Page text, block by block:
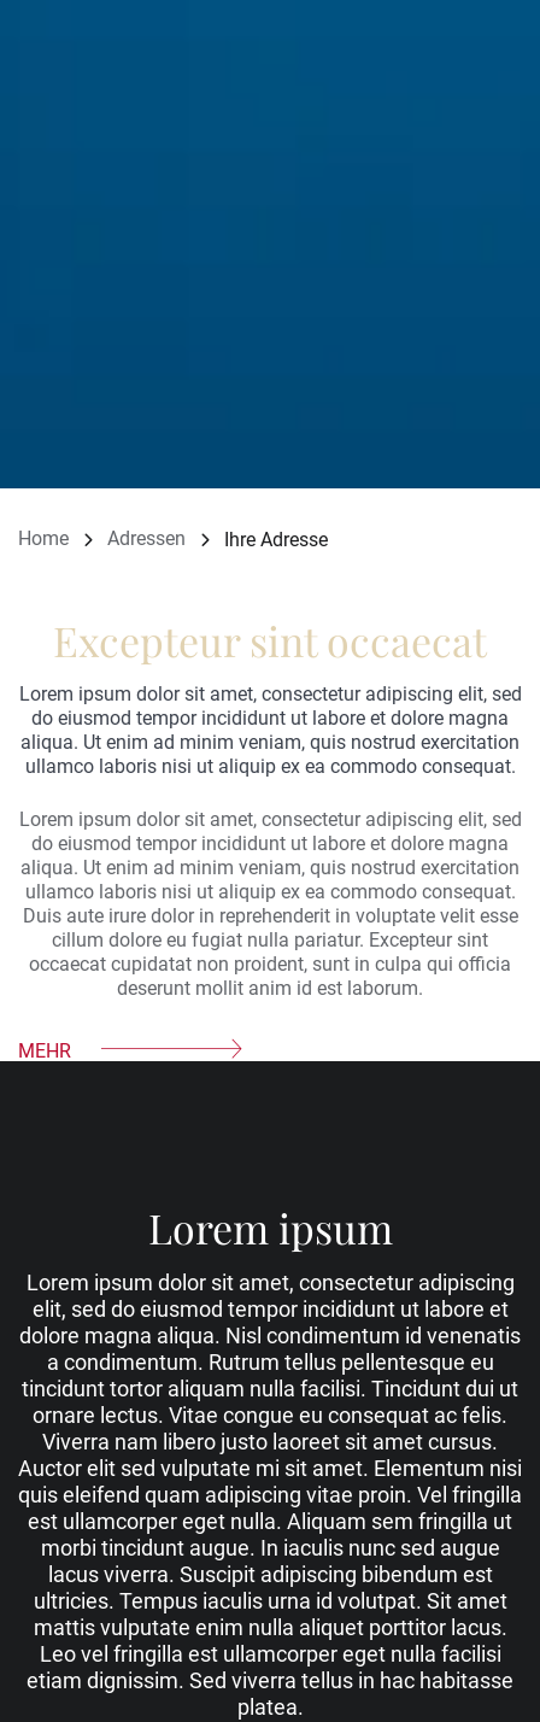
Home Adressen Ihre Adresse
Einleitung
Excepteur sint occaecat
Lorem ipsum dolor sit amet, consectetur adipiscing elit, sed
do eiusmod tempor incididunt ut labore et dolore magna
aliqua. Ut enim ad minim veniam, quis nostrud exercitation
ullamco laboris nisi ut aliquip ex ea commodo consequat.
Inhalt
Lorem ipsum dolor sit amet, consectetur adipiscing elit, sed
do eiusmod tempor incididunt ut labore et dolore magna
aliqua. Ut enim ad minim veniam, quis nostrud exercitation
ullamco laboris nisi ut aliquip ex ea commodo consequat.
Duis aute irure dolor in reprehenderit in voluptate velit esse
cillum dolore eu fugiat nulla pariatur. Excepteur sint
occaecat cupidatat non proident, sunt in culpa qui officia
deserunt mollit anim id est laborum.
MEHR
Einleitung
Lorem ipsum
Lorem ipsum dolor sit amet, consectetur adipiscing
elit, sed do eiusmod tempor incididunt ut labore et
dolore magna aliqua. Nisl condimentum id venenatis
a condimentum. Rutrum tellus pellentesque eu
tincidunt tortor aliquam nulla facilisi. Tincidunt dui ut
ornare lectus. Vitae congue eu consequat ac felis.
Viverra nam libero justo laoreet sit amet cursus.
Auctor elit sed vulputate mi sit amet. Elementum nisi
quis eleifend quam adipiscing vitae proin. Vel fringilla
est ullamcorper eget nulla. Aliquam sem fringilla ut
morbi tincidunt augue. In iaculis nunc sed augue
lacus viverra. Suscipit adipiscing bibendum est
ultricies. Tempus iaculis urna id volutpat. Sit amet
mattis vulputate enim nulla aliquet porttitor lacus.
Leo vel fringilla est ullamcorper eget nulla facilisi
etiam dignissim. Sed viverra tellus in hac habitasse
platea.